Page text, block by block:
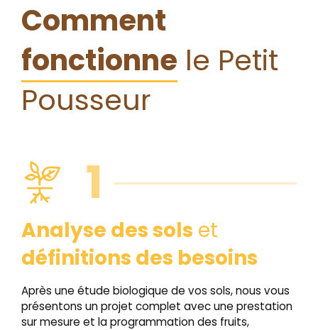
Comment
fonctionne le Petit
Pousseur
1
Analyse des sols et
définitions des besoins
Après une étude biologique de vos sols, nous vous
présentons un projet complet avec une prestation
sur mesure et la programmation des fruits,